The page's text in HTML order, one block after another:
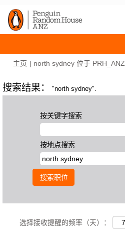
主页 | north sydney 位于 PRH_ANZ
搜索结果： "north sydney".
按关键字搜索
按地点搜索
选择接收提醒的频率（天）：